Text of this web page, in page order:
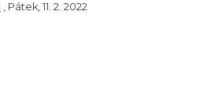
, Pátek, 11. 2. 2022